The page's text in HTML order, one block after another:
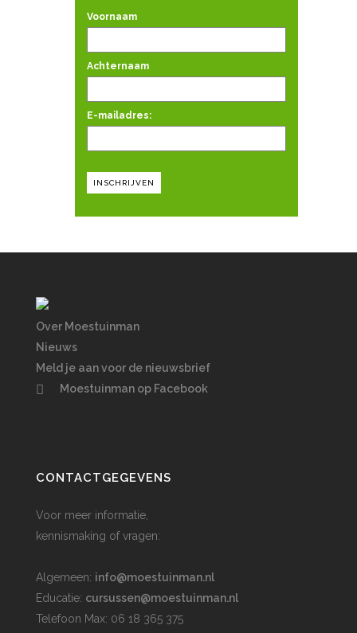
Voornaam
Achternaam
E-mailadres:
Over Moestuinman
Nieuws
Meld je aan voor de nieuwsbrief
Moestuinman op Facebook
CONTACTGEGEVENS
Voor meer informatie,
kennismaking of vragen:
Algemeen: info@moestuinman.nl
Educatie: cursussen@moestuinman.nl
Telefoon Max: 06 18 365 375